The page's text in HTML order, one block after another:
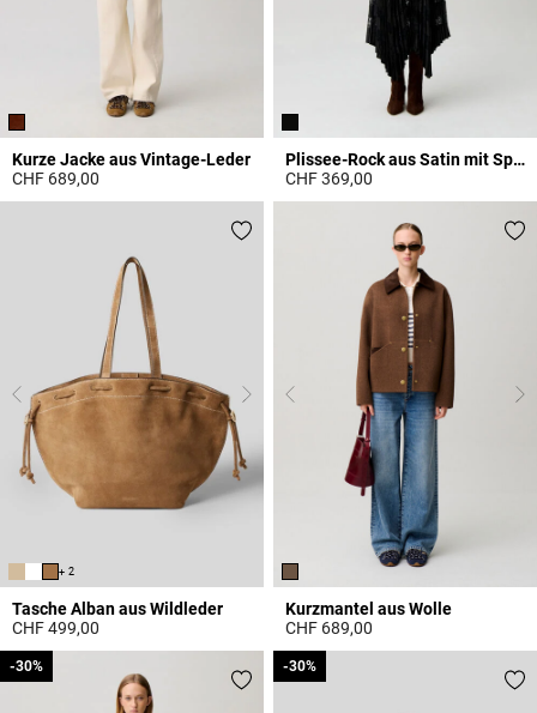
Kurze Jacke aus Vintage-Leder
CHF 689,00
Plissee-Rock aus Satin mit Spitze
CHF 369,00
+ 2
Tasche Alban aus Wildleder
CHF 499,00
3.6 out of 5 Customer Rating
Kurzmantel aus Wolle
CHF 689,00
3.2 out of 5 Customer Rating
-30%
-30% -30%
-30%